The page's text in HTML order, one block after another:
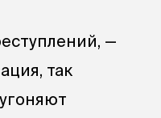
—
так